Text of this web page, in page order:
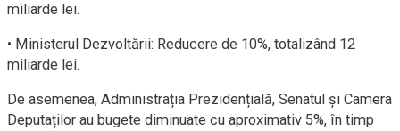
miliarde lei.
• Ministerul Dezvoltării: Reducere de 10%, totalizând 12
miliarde lei.
De asemenea, Administrația Prezidențială, Senatul și Camera
Deputaților au bugete diminuate cu aproximativ 5%, în timp